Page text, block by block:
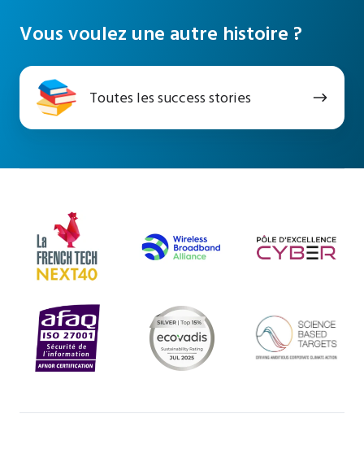
Vous voulez une autre histoire ?
Toutes les success stories
Toutes
les
success